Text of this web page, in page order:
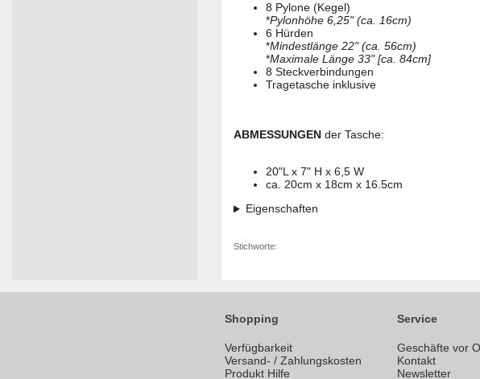
8 Pylone (Kegel)
*Pylonhöhe 6,25" (ca. 16cm)
6 Hürden
*Mindestlänge 22" (ca. 56cm)
*Maximale Länge 33" [ca. 84cm]
8 Steckverbindungen
Tragetasche inklusive
ABMESSUNGEN der Tasche:
20"L x 7" H x 6,5 W
ca. 20cm x 18cm x 16.5cm
Eigenschaften
Stichworte:
Shopping
Verfügbarkeit
Versand- / Zahlungskosten
Produkt Hilfe
Service
Geschäfte vor
Kontakt
Newsletter